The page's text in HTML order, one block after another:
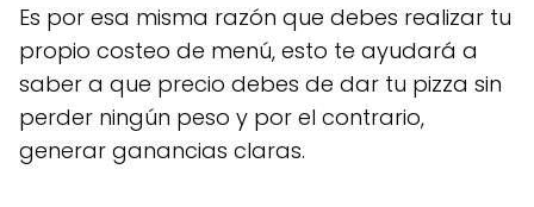
Es por esa misma razón que debes realizar tu
propio costeo de menú, esto te ayudará a
saber a que precio debes de dar tu pizza sin
perder ningún peso y por el contrario,
generar ganancias claras.